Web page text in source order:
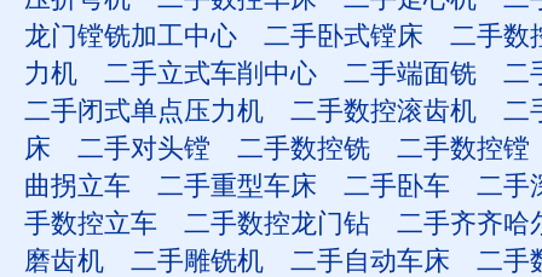
龙门镗铣加工中心
二手卧式镗床
二手数
力机
二手立式车削中心 二手端面铣
二
二手闭式单点压力机
二手数控滚齿机
二
床
二手对头镗 二手数控铣
二手数控镗
曲拐立车
二手重型车床 二手卧车
二手
手数控立车
二手数控龙门钻
二手齐齐哈
磨齿机
二手雕铣机 二手自动车床
二手